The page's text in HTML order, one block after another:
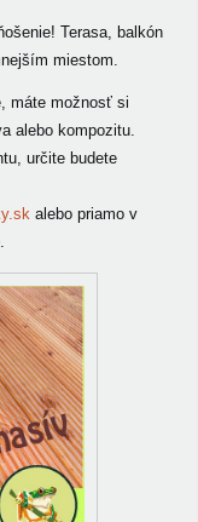
Terasa, balkón
miestom.
máte možnosť si
alebo kompozitu.
určite budete
alebo priamo v